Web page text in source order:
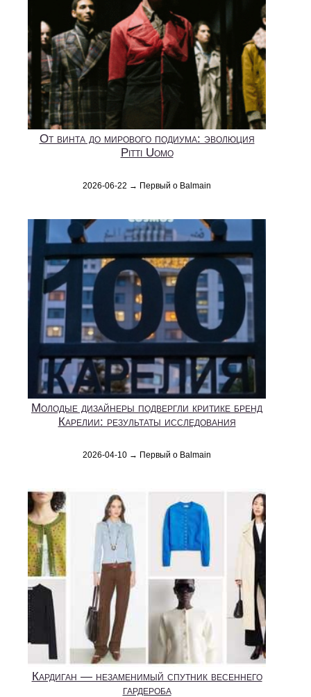
От винта до мирового подиума: эволюция
Pitti Uomo
2026-06-22 → Первый о Balmain
Молодые дизайнеры подвергли критике бренд
Карелии: результаты исследования
2026-04-10 → Первый о Balmain
Кардиган — незаменимый спутник весеннего
гардероба